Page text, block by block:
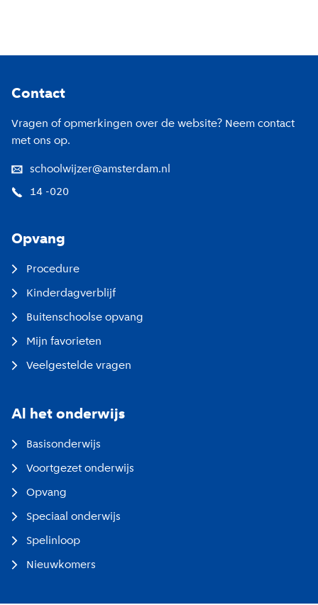
Contact
Vragen of opmerkingen over de website? Neem contact
met ons op.
schoolwijzer@amsterdam.nl
14 -020
Opvang
Procedure
Kinderdagverblijf
Buitenschoolse opvang
Mijn favorieten
Veelgestelde vragen
Al het onderwijs
Basisonderwijs
Voortgezet onderwijs
Opvang
Speciaal onderwijs
Spelinloop
Nieuwkomers